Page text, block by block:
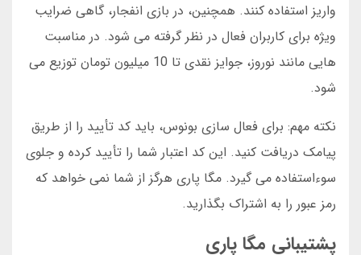
واریز استفاده کنند. همچنین، در بازی انفجار، گاهی ضرایب
ویژه برای کاربران فعال در نظر گرفته می شود. در مناسبت
هایی مانند نوروز، جوایز نقدی تا 10 میلیون تومان توزیع می
شود.
نکته مهم: برای فعال سازی بونوس، باید کد تأیید را از طریق
پیامک دریافت کنید. این کد اعتبار شما را تأیید کرده و جلوی
سوءاستفاده می گیرد. مگا پاری هرگز از شما نمی خواهد که
رمز عبور را به اشتراک بگذارید.
پشتیبانی مگا پاری